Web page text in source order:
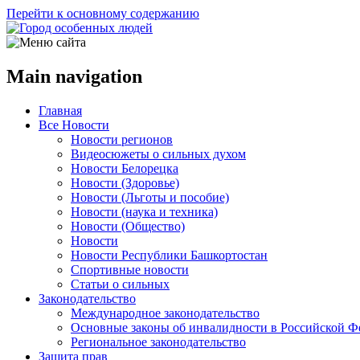
Перейти к основному содержанию
Main navigation
Главная
Все Новости
Новости регионов
Видеосюжеты о сильных духом
Новости Белорецка
Новости (Здоровье)
Новости (Льготы и пособие)
Новости (наука и техника)
Новости (Общество)
Новости
Новости Республики Башкортостан
Спортивные новости
Статьи о сильных
Законодательство
Международное законодательство
Основные законы об инвалидности в Российской
Региональное законодательство
Защита прав